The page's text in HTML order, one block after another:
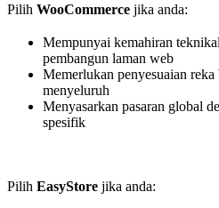
Pilih WooCommerce jika anda:
Mempunyai kemahiran
pembangun laman web
Memerlukan penyesuaian
menyeluruh
Menyasarkan pasaran global
spesifik
Pilih EasyStore jika anda: